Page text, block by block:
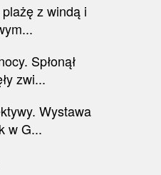
z windą i
Spłonął
zwi...
Wystawa
w G...